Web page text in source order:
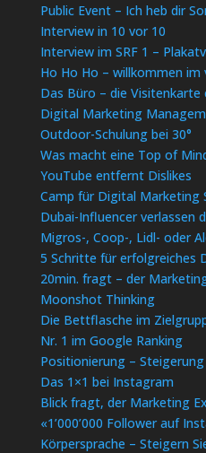
Public Event – Ich heb dir
Interview in 10 vor 10
Interview im SRF 1 –
Ho Ho Ho – willkommen
Das Büro – die
Digital Marketing
Outdoor-Schulung bei 30°
Was macht eine Top of
YouTube entfernt Dislikes
Camp für Digital Marketing
Dubai-Influencer verlassen
Migros-, Coop-, Lidl- oder
5 Schritte für erfolgreiches
20min. fragt – der
Moonshot Thinking
Die Bettflasche im
Nr. 1 im Google Ranking
Positionierung –
Das 1×1 bei Instagram
Blick fragt, der Marketing
«1’000’000 Follower auf
Körpersprache – Steigern